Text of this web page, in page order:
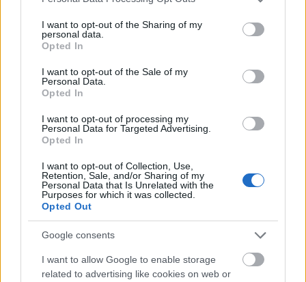
not limited to your visit or usage behaviour. You may click to
grant or deny consent to Google and its third-party tags to
use your data for below specified purposes in below Google
consent section.
I want to opt-out of the Sharing of my
personal data.
Opted In
I want to opt-out of the Sale of my
Personal Data.
Opted In
I want to opt-out of processing my
Personal Data for Targeted Advertising.
Opted In
I want to opt-out of Collection, Use,
Retention, Sale, and/or Sharing of my
Personal Data that Is Unrelated with the
Purposes for which it was collected.
Opted Out
Google consents
I want to allow Google to enable storage
related to advertising like cookies on web or
zenekari munkásságuk 20 éves táncházas
tapasztalata adja. A magukat Progresszív
Folk stílusba soroló zenekar a birtokában
lévő dallamkincset ötvözi a városi zenészt érő
sokféle zenei hatással, hangszerekkel. Így a
moldvai, somogyi, gyimesi, esetleg a
középkori tavernák homályából kiemelt
dallamok, vagy csángó költők versei nagyon
izgalmas, érdekes, egyedi hangzásban
csendülnek fel, összeFONÓdva azzal a
környezettel, amiben élünk. A zenekar
korábbi munkásságáért Fonó díjat kapott
2022-ben, az elmúlt 25 év legjobb táncháza
kategóriában, és 2023-ban Táncház Érme
díjat vehetett át.A Berka: Esőtánc című
bakelit elérhető